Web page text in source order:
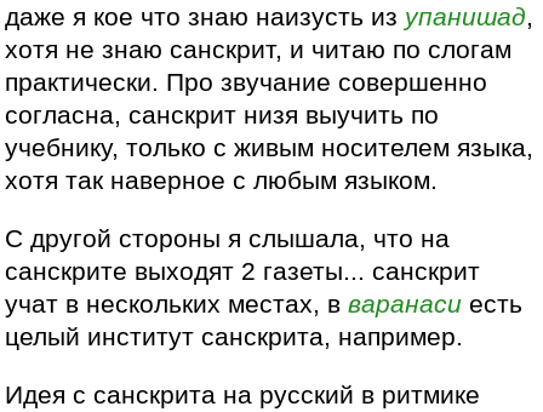
даже я кое что знаю наизусть из упанишад,
хотя не знаю санскрит, и читаю по слогам
практически. Про звучание совершенно
согласна, санскрит низя выучить по
учебнику, только с живым носителем языка,
хотя так наверное с любым языком.
С другой стороны я слышала, что на
санскрите выходят 2 газеты... санскрит
учат в нескольких местах, вваранаси есть
целый институт санскрита, например.
Идея с санскрита на русский в ритмике